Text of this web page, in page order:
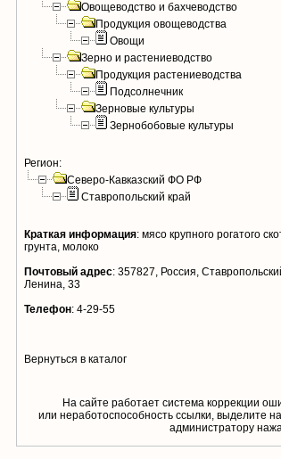
Овощеводство и бахчеводство
Продукция овощеводства
Овощи
Зерно и растениеводство
Продукция растениеводства
Подсолнечник
Зерновые культуры
Зернобобовые культуры
Регион:
Северо-Кавказский ФО РФ
Ставропольский край
Краткая информация: мясо крупного рогатого
грунта, молоко
Почтовый адрес: 357827, Россия,
Ленина, 33
Телефон: 4-29-55
Вернуться в каталог
На сайте работает система коррекции
или неработоспособность ссылки, выделите
aдминистратору